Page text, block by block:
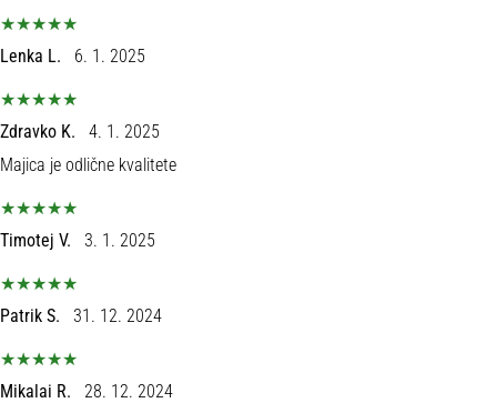
Lenka L. 6. 1. 2025
Zdravko K.
4. 1. 2025
Majica je odlične kvalitete
Timotej V. 3. 1. 2025
Patrik S. 31. 12. 2024
Mikalai R. 28. 12. 2024